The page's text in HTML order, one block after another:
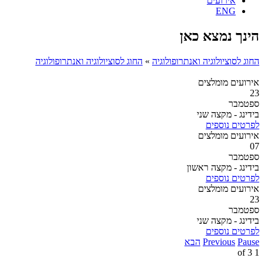
ENG
הינך נמצא כאן
החוג לסוציולוגיה ואנתרופולוגיה » החוג לסוציולוגיה ואנתרופולוגיה
אירועים מומלצים
23
ספטמבר
בידינג - מקצה שני
לפרטים נוספים
אירועים מומלצים
07
ספטמבר
בידינג - מקצה ראשון
לפרטים נוספים
אירועים מומלצים
23
ספטמבר
בידינג - מקצה שני
לפרטים נוספים
Previous Pause
הבא
1
3